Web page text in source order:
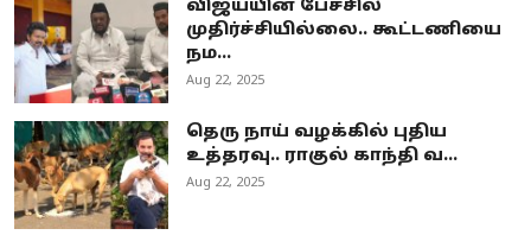
விஜய்யின் பேச்சில்
முதிர்ச்சியில்லை.. கூட்டணியை
நம...
Aug 22, 2025
தெரு நாய் வழக்கில் புதிய
உத்தரவு.. ராகுல் காந்தி வ...
Aug 22, 2025